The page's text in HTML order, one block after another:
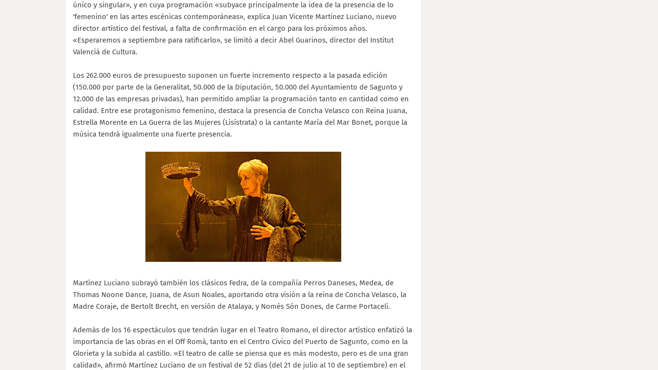
único y singular», y en cuya programación «subyace principalmente la idea de la presencia de lo
'femenino' en las artes escénicas contemporáneas», explica Juan Vicente Martínez Luciano, nuevo
director artístico del festival, a falta de confirmación en el cargo para los próximos años.
«Esperaremos a septiembre para ratificarlo», se limitó a decir Abel Guarinos, director del Institut
Valencià de Cultura.
Los 262.000 euros de presupuesto suponen un fuerte incremento respecto a la pasada edición
(150.000 por parte de la Generalitat, 50.000 de la Diputación, 50.000 del Ayuntamiento de Sagunto y
12.000 de las empresas privadas), han permitido ampliar la programación tanto en cantidad como en
calidad. Entre ese protagonismo femenino, destaca la presencia de Concha Velasco con Reina Juana,
Estrella Morente en La Guerra de las Mujeres (Lisístrata) o la cantante María del Mar Bonet, porque la
música tendrá igualmente una fuerte presencia.
Martínez Luciano subrayó también los clásicos Fedra, de la compañía Perros Daneses, Medea, de
Thomas Noone Dance, Juana, de Asun Noales, aportando otra visión a la reina de Concha Velasco, la
Madre Coraje, de Bertolt Brecht, en versión de Atalaya, y Només Són Dones, de Carme Portaceli.
Además de los 16 espectáculos que tendrán lugar en el Teatro Romano, el director artístico enfatizó la
importancia de las obras en el Off Romà, tanto en el Centro Cívico del Puerto de Sagunto, como en la
Glorieta y la subida al castillo. «El teatro de calle se piensa que es más modesto, pero es de una gran
calidad», afirmó Martínez Luciano de un festival de 52 días (del 21 de julio al 10 de septiembre) en el